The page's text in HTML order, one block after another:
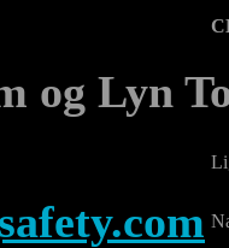
og Lyn